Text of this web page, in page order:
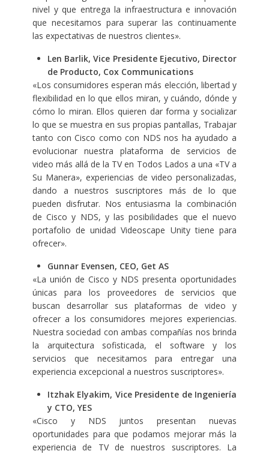
nivel y que entrega la infraestructura e innovación
que necesitamos para superar las continuamente
las expectativas de nuestros clientes».
Len Barlik, Vice Presidente Ejecutivo, Director
de Producto, Cox Communications
«Los consumidores esperan más elección, libertad y
flexibilidad en lo que ellos miran, y cuándo, dónde y
cómo lo miran. Ellos quieren dar forma y socializar
lo que se muestra en sus propias pantallas, Trabajar
tanto con Cisco como con NDS nos ha ayudado a
evolucionar nuestra plataforma de servicios de
video más allá de la TV en Todos Lados a una «TV a
Su Manera», experiencias de video personalizadas,
dando a nuestros suscriptores más de lo que
pueden disfrutar. Nos entusiasma la combinación
de Cisco y NDS, y las posibilidades que el nuevo
portafolio de unidad Videoscape Unity tiene para
ofrecer».
Gunnar Evensen, CEO, Get AS
«La unión de Cisco y NDS presenta oportunidades
únicas para los proveedores de servicios que
buscan desarrollar sus plataformas de video y
ofrecer a los consumidores mejores experiencias.
Nuestra sociedad con ambas compañías nos brinda
la arquitectura sofisticada, el software y los
servicios que necesitamos para entregar una
experiencia excepcional a nuestros suscriptores».
Itzhak Elyakim, Vice Presidente de Ingeniería
y CTO, YES
«Cisco y NDS juntos presentan nuevas
oportunidades para que podamos mejorar más la
experiencia de TV de nuestros suscriptores. La